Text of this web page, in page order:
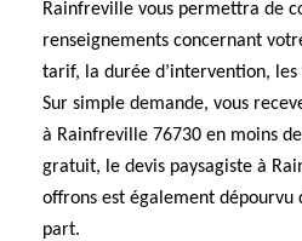
Rainfreville vous permettra de
renseignements concernant
tarif, la durée d’intervention,
Sur simple demande, vous
à Rainfreville 76730 en moins
gratuit, le devis paysagiste à
offrons est également dépourvu
part.